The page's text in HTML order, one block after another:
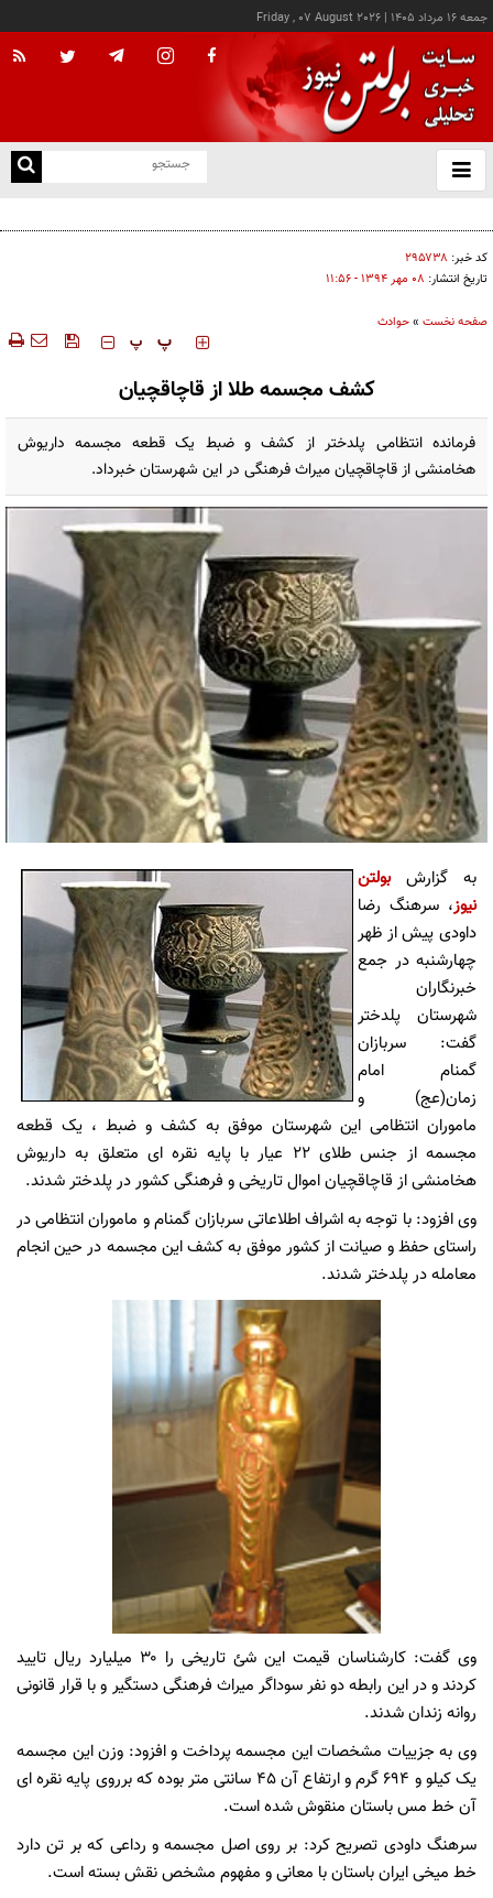
جمعه ۱۶ مرداد ۱۴۰۵ |
Friday , 07 August 2026
باز
و
کد خبر: ۲۹۵۷۳۸
تاریخ انتشار: ۰۸ مهر ۱۳۹۴ - ۱۱:۵۶
صفحه نخست »حوادث
‍‍‍ پ پ
کشف مجسمه طلا از قاچاقچیان
فرمانده انتظامی پلدختر از کشف و ضبط یک قطعه مجسمه داریوش
هخامنشی از قاچاقچیان میراث فرهنگی در این شهرستان خبرداد.
به گزارشبولتن
نیوز، سرهنگ رضا
داودی پیش از ظهر
چهارشنبه در جمع
خبرنگاران
شهرستان پلدختر
گفت: سربازان
گمنام امام
زمان(عج) و
ماموران انتظامی این شهرستان موفق به کشف و ضبط ، یک قطعه
مجسمه از جنس طلای ۲۲ عیار با پایه نقره ای متعلق به داریوش
هخامنشی از قاچاقچیان اموال تاریخی و فرهنگی کشور در پلدختر شدند.
وی افزود: با توجه به اشراف اطلاعاتی سربازان گمنام و ماموران انتظامی در
راستای حفظ و صیانت از کشور موفق به کشف این مجسمه در حین انجام
معامله در پلدختر شدند.
وی گفت: کارشناسان قیمت این شئ تاریخی را ۳۰ میلیارد ریال تایید
کردند و در این رابطه دو نفر سوداگر میراث فرهنگی دستگیر و با قرار قانونی
روانه زندان شدند.
وی به جزییات مشخصات این مجسمه پرداخت و افزود: وزن این مجسمه
یک کیلو و ۶۹۴ گرم و ارتفاع آن ۴۵ سانتی متر بوده که برروی پایه نقره ای
آن خط مس باستان منقوش شده است.
سرهنگ داودی تصریح کرد: بر روی اصل مجسمه و رداعی که بر تن دارد
خط میخی ایران باستان با معانی و مفهوم مشخص نقش بسته است.